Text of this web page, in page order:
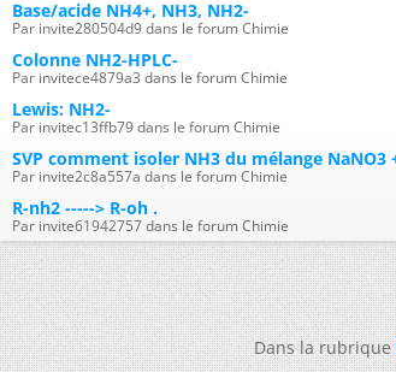
Base/acide NH4+, NH3, NH2-
Par invite280504d9 dans le forum Chimie
Colonne NH2-HPLC-
Par invitece4879a3 dans le forum Chimie
Lewis: NH2-
Par invitec13ffb79 dans le forum Chimie
SVP comment isoler NH3 du mélange NaNO3
Par invite2c8a557a dans le forum Chimie
R-nh2 -----> R-oh .
Par invite61942757 dans le forum Chimie
Dans la rubrique